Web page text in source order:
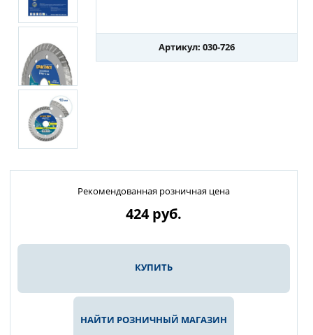
Артикул: 030-726
Рекомендованная розничная цена
424руб.
КУПИТЬ
НАЙТИ РОЗНИЧНЫЙ МАГАЗИН